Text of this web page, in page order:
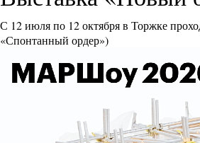
С 12 июля по 12 октября в Торжке
«Спонтанный ордер»)